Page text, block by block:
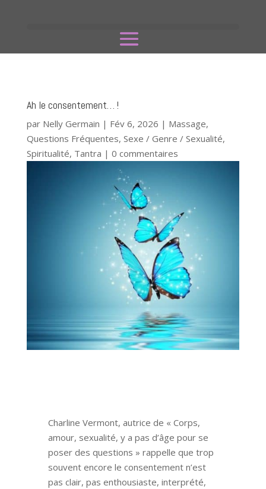
Ah le consentement… !
par Nelly Germain | Fév 6, 2026 | Massage,
Questions Fréquentes, Sexe / Genre / Sexualité,
Spiritualité, Tantra | 0 commentaires
Charline Vermont, autrice de « Corps,
amour, sexualité, y a pas d’âge pour se
poser des questions » rappelle que trop
souvent encore le consentement n’est
pas clair, pas enthousiaste, interprété,